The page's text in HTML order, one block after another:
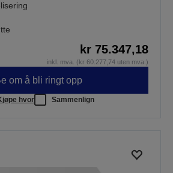
kr 75.347,18
inkl. mva. (kr 60.277,74 uten mva.)
om å bli ringt opp
hvor Sammenlign